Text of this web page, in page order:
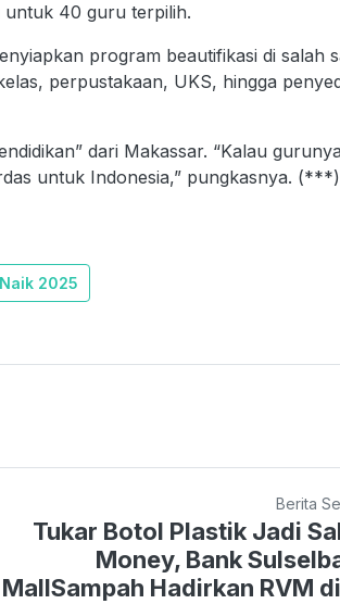
untuk 40 guru terpilih.
program beautifikasi di salah
perpustakaan, UKS, hingga
dari Makassar. “Kalau
untuk Indonesia,” pungkasnya. (***)
2025
Berita
Tukar Botol Plastik Jadi
Money, Bank
MallSampah Hadirkan RVM